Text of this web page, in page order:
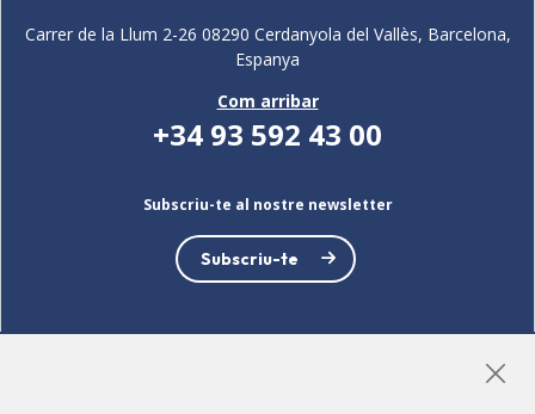
Carrer de la Llum 2-26 08290 Cerdanyola del Vallès, Barcelona,
Espanya
Com arribar
+34 93 592 43 00
Subscriu-te al nostre newsletter
Subscriu-te